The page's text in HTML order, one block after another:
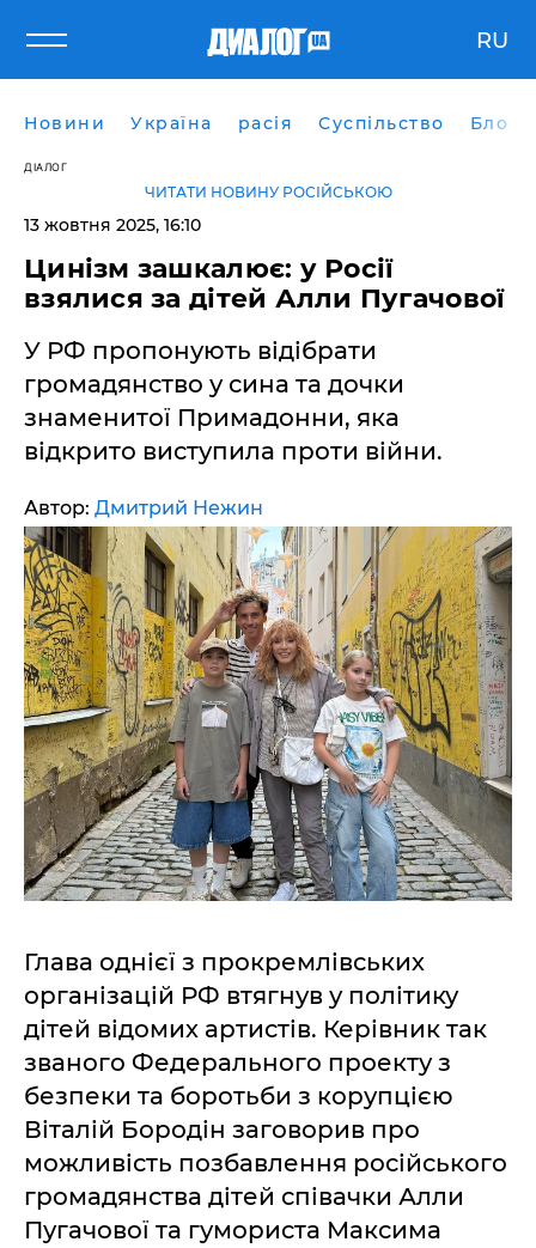
RU
Новини Україна расія Суспільство Блоги
ДІАЛОГ
ЧИТАТИ НОВИНУ РОСІЙСЬКОЮ
13 жовтня 2025, 16:10
Цинізм зашкалює: у Росії
взялися за дітей Алли Пугачової
У РФ пропонують відібрати
громадянство у сина та дочки
знаменитої Примадонни, яка
відкрито виступила проти війни.
Автор: Дмитрий Нежин
Глава однієї з прокремлівських
організацій РФ втягнув у політику
дітей відомих артистів. Керівник так
званого Федерального проекту з
безпеки та боротьби з корупцією
Віталій Бородін заговорив про
можливість позбавлення російського
громадянства дітей співачки Алли
Пугачової та гумориста Максима